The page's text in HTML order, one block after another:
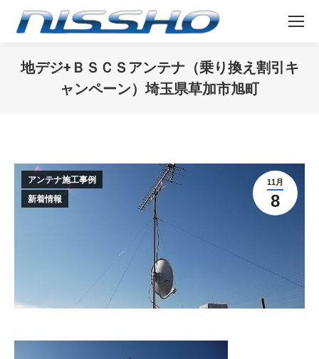
地デジ+ＢＳＣＳアンテナ（乗り換え割引キ
ャンペーン）埼玉県草加市旭町
11月
8
アンテナ施工事例
新着情報